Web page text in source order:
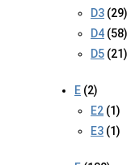
D3 (29)
D4 (58)
D5 (21)
E (2)
E2 (1)
E3 (1)